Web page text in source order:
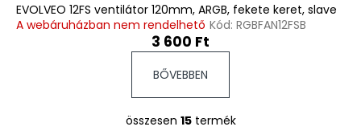
EVOLVEO 12FS ventilátor 120mm, ARGB, fekete keret, slave
A webáruházban nem rendelhető Kód: RGBFAN12FSB
3 600 Ft
BŐVEBBEN
L
összesen 15termék